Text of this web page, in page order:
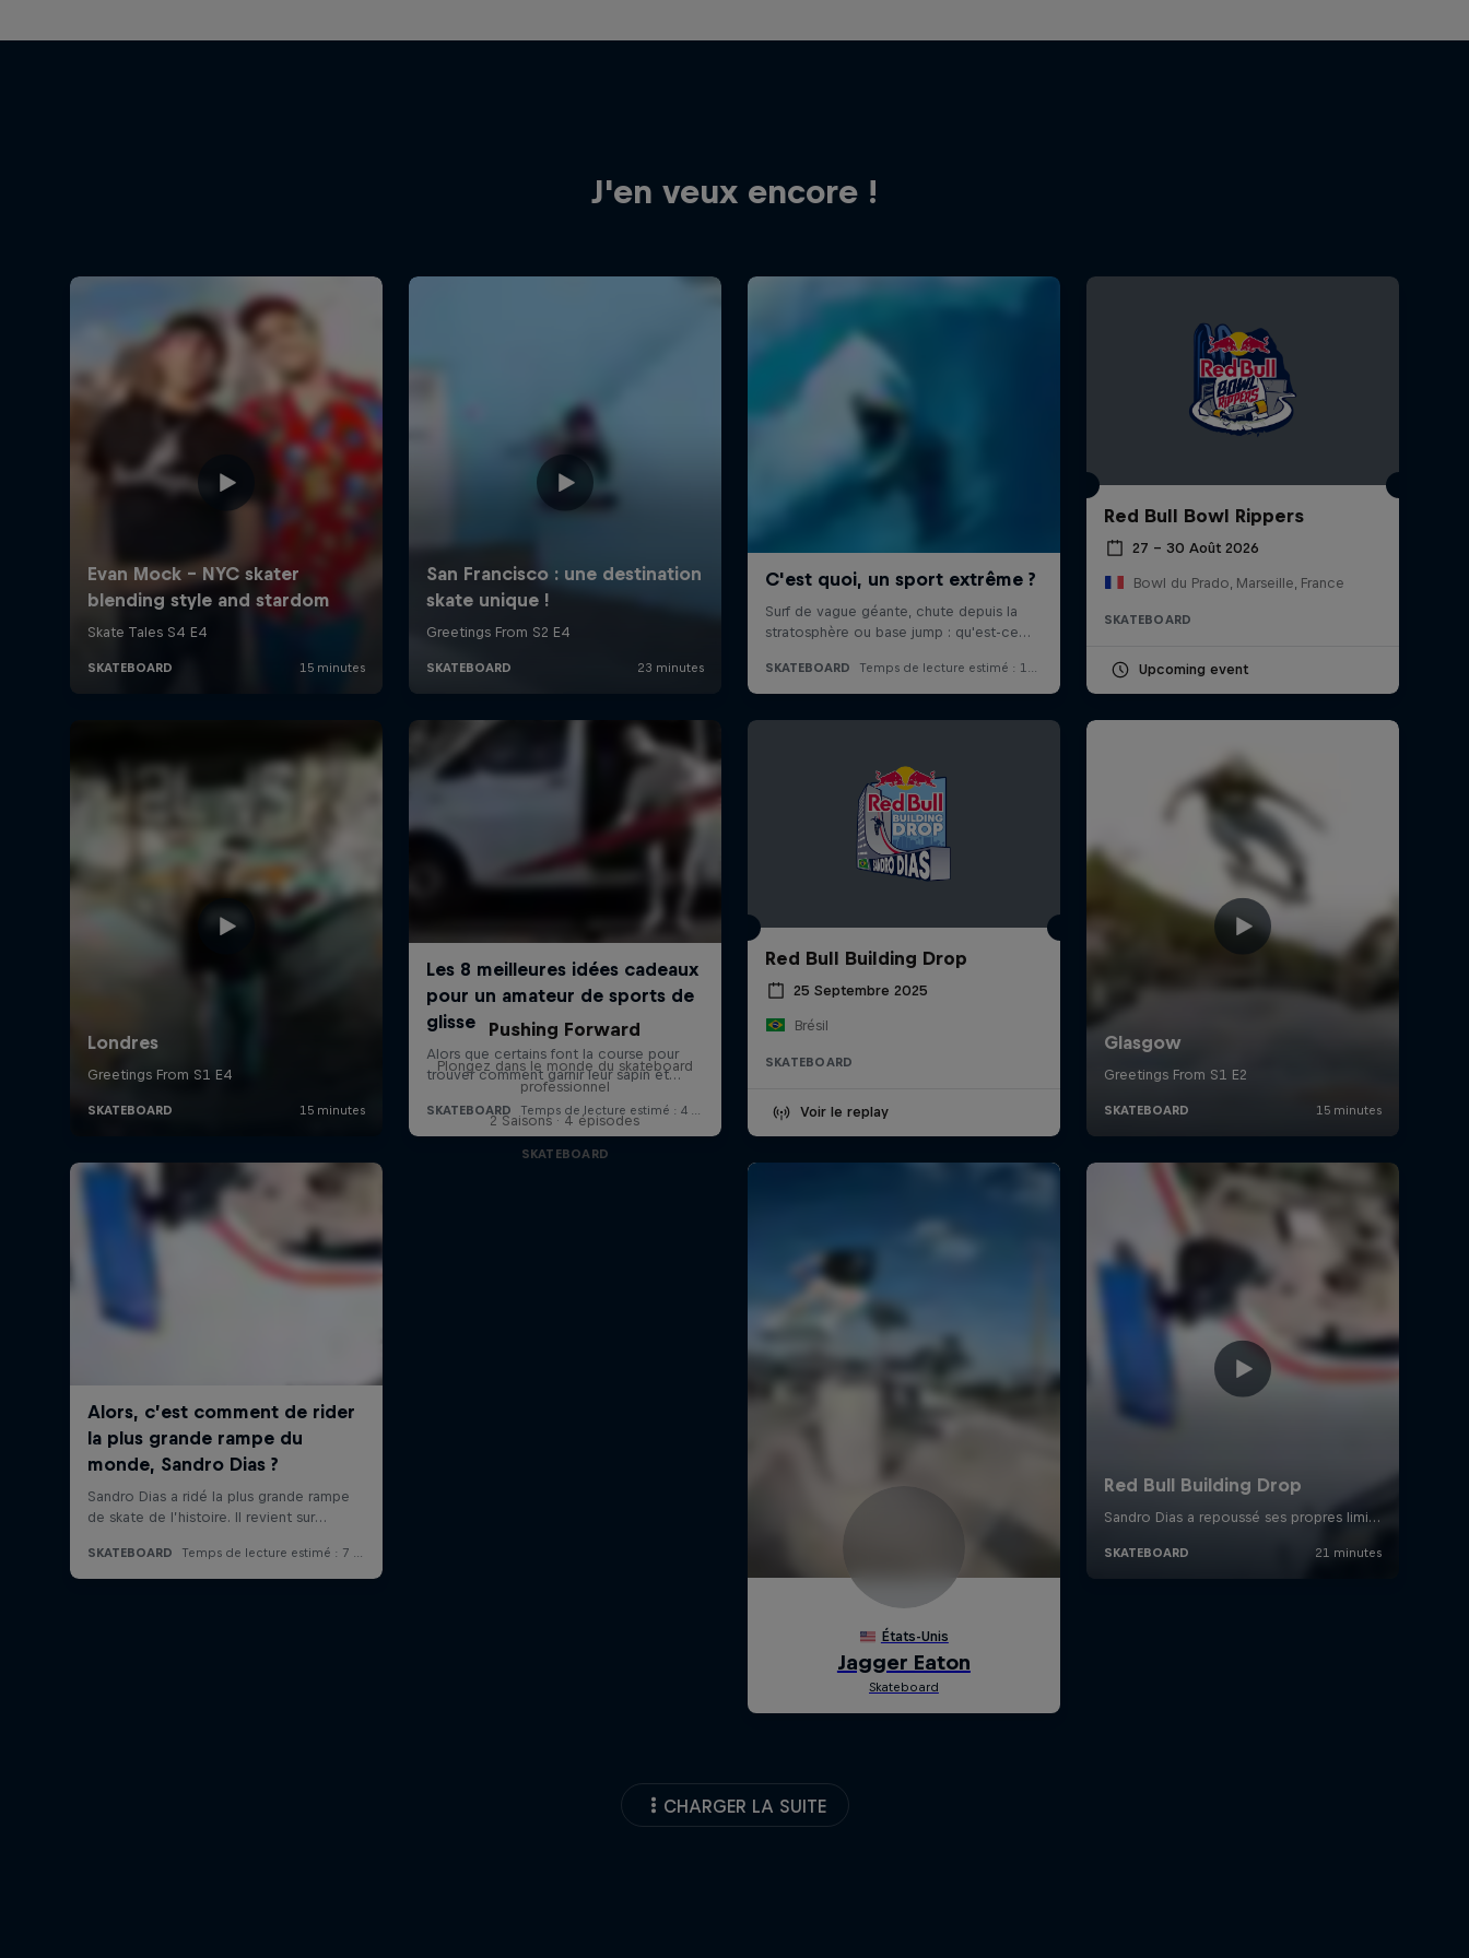
J'en veux encore !
Red Bull Bowl Rippers
27 – 30 Août 2026
Bowl du Prado, Marseille, France
SKATEBOARD
Upcoming event
Red Bull Building Drop
25 Septembre 2025
Brésil
SKATEBOARD
Voir le replay
Pushing Forward
Plongez dans le monde du skateboard
professionnel
2 Saisons · 4 épisodes
SKATEBOARD
CHARGER LA SUITE